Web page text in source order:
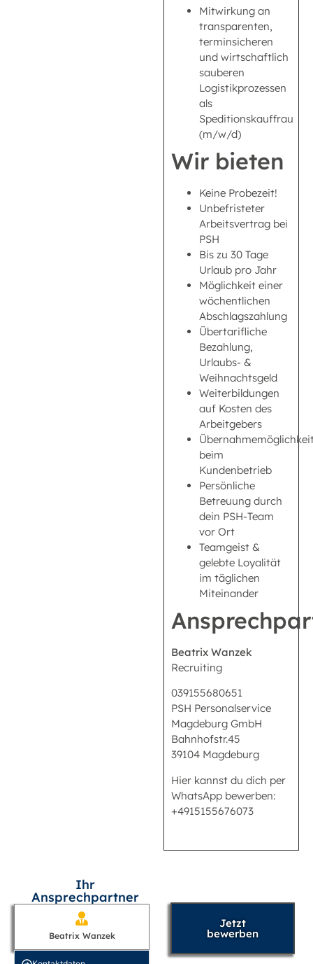
Mitwirkung an
transparenten,
terminsicheren
und wirtschaftlich
sauberen
Logistikprozessen
als
Speditionskauffrau
(m/w/d)
Wir bieten
Keine Probezeit!
Unbefristeter
Arbeitsvertrag bei
PSH
Bis zu 30 Tage
Urlaub pro Jahr
Möglichkeit einer
wöchentlichen
Abschlagszahlung
Übertarifliche
Bezahlung,
Urlaubs- &
Weihnachtsgeld
Weiterbildungen
auf Kosten des
Arbeitgebers
beim
Kundenbetrieb
Persönliche
Betreuung durch
dein PSH-Team
vor Ort
Teamgeist &
gelebte Loyalität
im täglichen
Miteinander
Beatrix Wanzek
Recruiting
039155680651
PSH Personalservice
Magdeburg GmbH
Bahnhofstr.45
39104 Magdeburg
Hier kannst du dich per
WhatsApp bewerben:
+4915155676073
Ihr
Ansprechpartner
Beatrix Wanzek
Jetzt
bewerben